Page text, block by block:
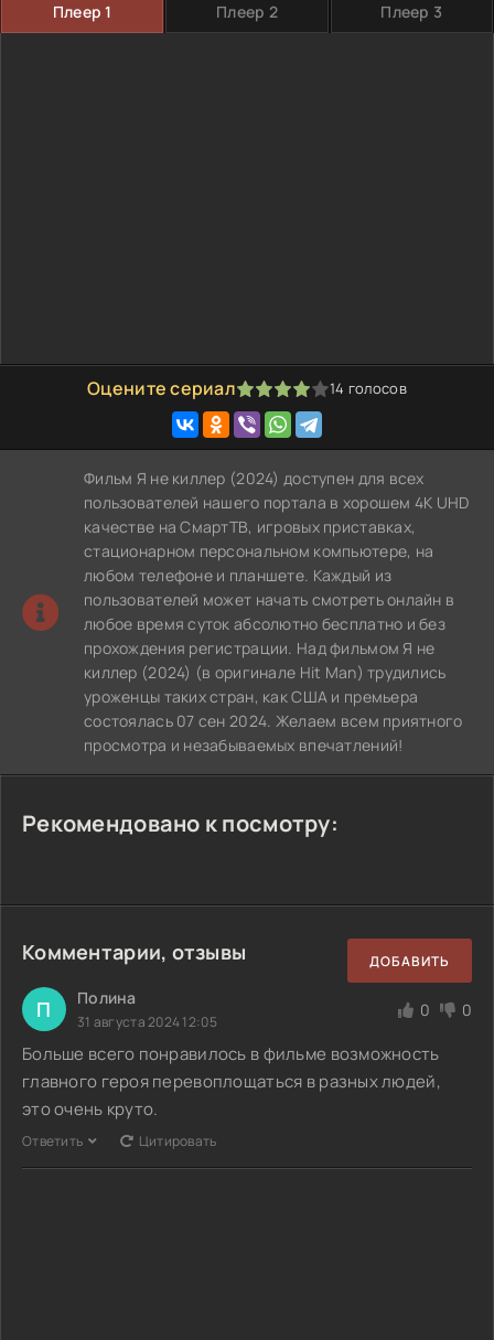
Плеер 1 Плеер 2 Плеер 3
Оцените сериал
1 2 3 4 5 14 голосов
Фильм Я не киллер (2024) доступен для всех
пользователей нашего портала в хорошем 4K UHD
качестве на СмартТВ, игровых приставках,
стационарном персональном компьютере, на
любом телефоне и планшете. Каждый из
пользователей может начать смотреть онлайн в
любое время суток абсолютно бесплатно и без
прохождения регистрации. Над фильмом Я не
киллер (2024) (в оригинале Hit Man) трудились
уроженцы таких стран, как США и премьера
состоялась 07 сен 2024. Желаем всем приятного
просмотра и незабываемых впечатлений!
Рекомендовано к посмотру:
Комментарии, отзывы ДОБАВИТЬ
П Полина
31 августа 2024 12:05
0 0
Больше всего понравилось в фильме возможность
главного героя перевоплощаться в разных людей,
это очень круто.
Ответить Цитировать